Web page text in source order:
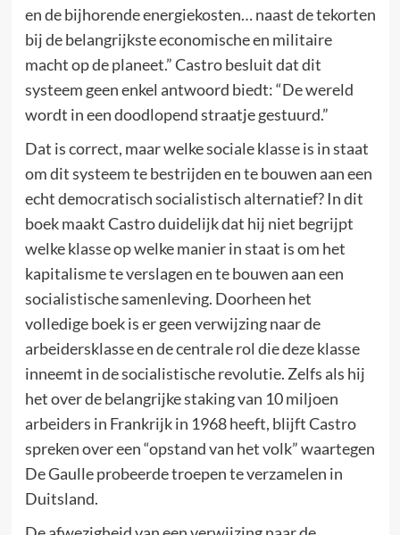
en de bijhorende energiekosten… naast de tekorten
bij de belangrijkste economische en militaire
macht op de planeet.” Castro besluit dat dit
systeem geen enkel antwoord biedt: “De wereld
wordt in een doodlopend straatje gestuurd.”
Dat is correct, maar welke sociale klasse is in staat
om dit systeem te bestrijden en te bouwen aan een
echt democratisch socialistisch alternatief? In dit
boek maakt Castro duidelijk dat hij niet begrijpt
welke klasse op welke manier in staat is om het
kapitalisme te verslagen en te bouwen aan een
socialistische samenleving. Doorheen het
volledige boek is er geen verwijzing naar de
arbeidersklasse en de centrale rol die deze klasse
inneemt in de socialistische revolutie. Zelfs als hij
het over de belangrijke staking van 10 miljoen
arbeiders in Frankrijk in 1968 heeft, blijft Castro
spreken over een “opstand van het volk” waartegen
De Gaulle probeerde troepen te verzamelen in
Duitsland.